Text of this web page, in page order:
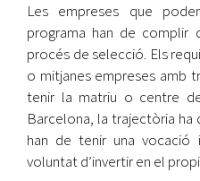
Les empreses que
programa han de complir
procés de selecció. Els
o mitjanes empreses amb
tenir la matriu o centre
Barcelona, la trajectòria ha
han de tenir una vocació
voluntat d’invertir en el